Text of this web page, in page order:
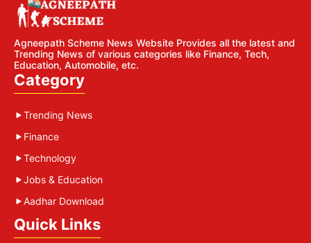
Agneepath Scheme News Website Provides all the latest and
Trending News of various categories like Finance, Tech,
Education, Automobile, etc.
Category
Trending News
Finance
Technology
Jobs & Education
Aadhar Download
Quick Links